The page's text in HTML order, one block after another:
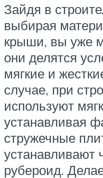
Зайдя в
выбирая
крыши, вы уже
они делятся
мягкие и
случае, при
используют
устанавливая
стружечные
устанавливают
рубероид.